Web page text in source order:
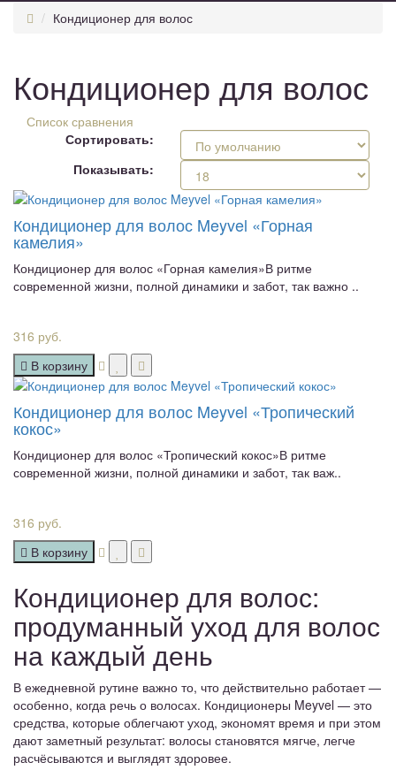
Кондиционер для волос
Кондиционер для волос
Список сравнения
Сортировать:
Показывать:
Кондиционер для волос Meyvel «Горная
камелия»
Кондиционер для волос «Горная камелия»В ритме
современной жизни, полной динамики и забот, так важно ..
316 руб.
В корзину
Кондиционер для волос Meyvel «Тропический
кокос»
Кондиционер для волос «Тропический кокос»В ритме
современной жизни, полной динамики и забот, так важ..
316 руб.
В корзину
Кондиционер для волос:
продуманный уход для волос
на каждый день
В ежедневной рутине важно то, что действительно работает —
особенно, когда речь о волосах. Кондиционеры Meyvel — это
средства, которые облегчают уход, экономят время и при этом
дают заметный результат: волосы становятся мягче, легче
расчёсываются и выглядят здоровее.